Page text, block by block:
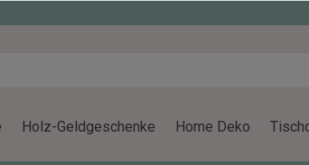
Holz-Geldgeschenke Home Deko